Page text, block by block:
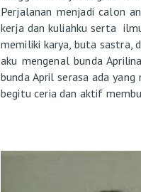
Perjalanan menjadi calon
kerja dan kuliahku serta
memiliki karya, buta sastra,
aku mengenal bunda
bunda April serasa ada
begitu ceria dan aktif